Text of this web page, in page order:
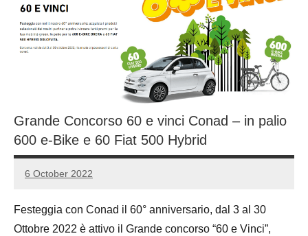
Grande Concorso 60 e vinci Conad – in palio
600 e-Bike e 60 Fiat 500 Hybrid
6 October 2022
Luca
1
Festeggia con Conad il 60° anniversario, dal 3 al 30
Ottobre 2022 è attivo il Grande concorso “60 e Vinci”,